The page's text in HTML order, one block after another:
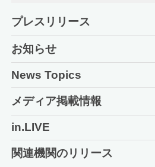
プレスリリース
お知らせ
News Topics
メディア掲載情報
in.LIVE
関連機関のリリース